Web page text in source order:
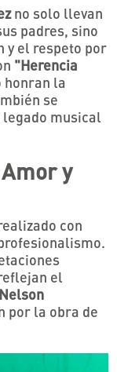
no solo llevan
padres, sino
y el respeto por
"Herencia
honran la
se
musical
y
con
el
Nelson
por la obra de